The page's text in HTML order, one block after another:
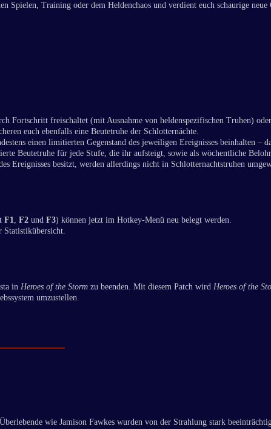
Training oder dem Heldenchaos und verdient euch schaurige neue
Fortschritt freischaltet (mit Ausnahme von heldenspezifischen Truhen)
euch ebenfalls eine Beutetruhe der Schlotternächte.
einen limitierten Gegenstand des jeweiligen Ereignisses beinhalten –
Beutetruhe für jede Stufe, die ihr aufsteigt, sowie als wöchentliche
Ereignisses besitzt, werden allerdings nicht in Schlotternachtstruhen
F1, F2 und F3) können jetzt im Hotkey-Menü neu belegt werden.
Statistikübersicht.
in Heroes of the Storm zu beenden. Mit diesem Patch wird Heroes of the
umzustellen.
wie Jamison Fawkes wurden von der Strahlung stark